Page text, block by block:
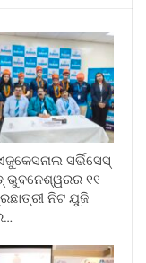
ସର୍ଭିସେସ୍
ଭୁବନେଶ୍ୱରର ୧୧
ନିଟ ଯୁଜି